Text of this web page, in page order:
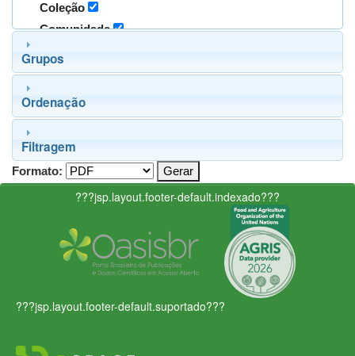
Coleção
Comunidade
Grupos
Ordenação
Filtragem
Formato:
???jsp.layout.footer-default.indexado???
???jsp.layout.footer-default.suportado???